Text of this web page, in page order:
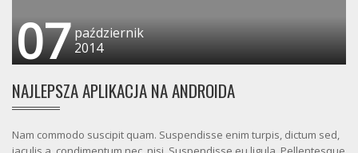
07 październik
2014
NAJLEPSZA APLIKACJA NA ANDROIDA
Nam commodo suscipit quam. Suspendisse enim turpis, dictum sed,